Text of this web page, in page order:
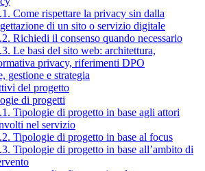
Come rispettare la privacy sin dalla
di un sito o servizio digitale
Richiedi il consenso quando necessario
Le basi del sito web: architettura,
privacy, riferimenti DPO
gestione e strategia
del progetto
di progetti
Tipologie di progetto in base agli attori
nel servizio
Tipologie di progetto in base al focus
Tipologie di progetto in base all’ambito di